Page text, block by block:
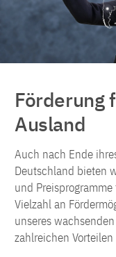
Förderung
Ausland
Auch nach Ende
Deutschland bieten
und
Vielzahl an
unseres
zahlreichen